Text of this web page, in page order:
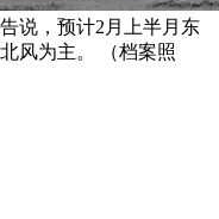
说，预计2月上半月东
风为主。 （档案照